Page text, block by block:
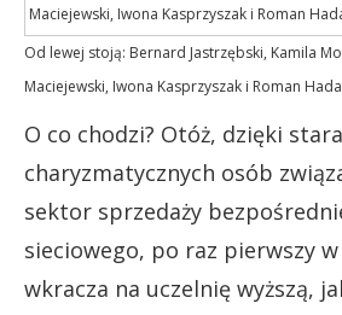
Od lewej stoją: Bernard Jastrzębski, Kamila
Maciejewski, Iwona Kasprzyszak i Roman
O co chodzi? Otóż, dzięki
charyzmatycznych osób
sektor sprzedaży
sieciowego, po raz pierwszy
wkracza na uczelnię wyższą,